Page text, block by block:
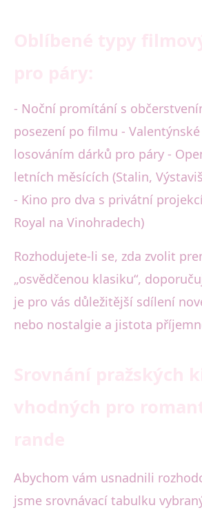
- Noční promítání s
posezení po filmu -
losováním dárků pro páry -
letních měsících (Stalin,
- Kino pro dva s privátní
Royal na Vinohradech)
Rozhodujete-li se, zda zvolit
„osvědčenou klasiku“,
je pro vás důležitější sdílení
nebo nostalgie a jistota
Abychom vám usnadnili
jsme srovnávací tabulku